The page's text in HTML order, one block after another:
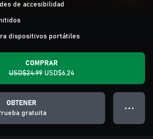
de accesibilidad
dispositivos portátiles
COMPRAR
USD$24.99 USD$6.24
OBTENER
gratuita
● ● ●